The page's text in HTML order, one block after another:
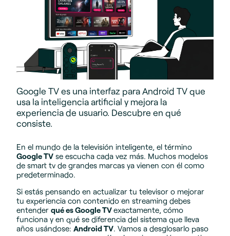
Google TV es una interfaz para Android TV que
usa la inteligencia artificial y mejora la
experiencia de usuario. Descubre en qué
consiste.
En el mundo de la televisión inteligente, el término
Google TV se escucha cada vez más. Muchos modelos
de smart tv de grandes marcas ya vienen con él como
predeterminado.
Si estás pensando en actualizar tu televisor o mejorar
tu experiencia con contenido en streaming debes
entender qué es Google TVexactamente, cómo
funciona y en qué se diferencia del sistema que lleva
años usándose: Android TV. Vamos a desglosarlo paso